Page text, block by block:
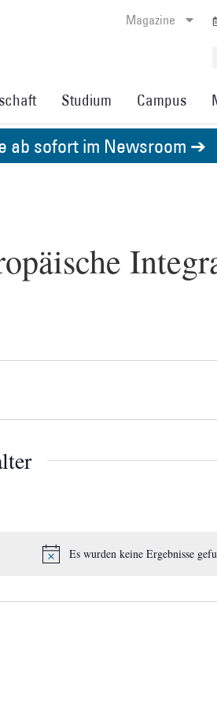
Magazine
Studium Campus
ab sofort im Newsroom ➔
Hinweis
Es wurden keine Ergebnisse